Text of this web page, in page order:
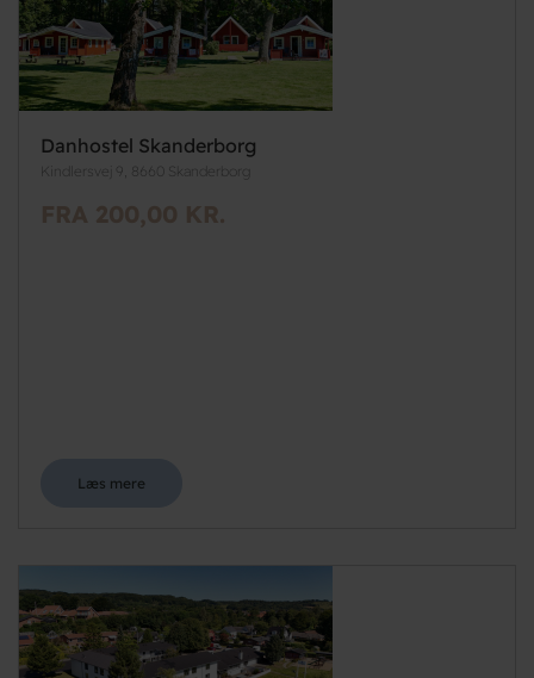
Danhostel Skanderborg
Kindlersvej 9, 8660 Skanderborg
FRA 200,00 KR.
Læs mere